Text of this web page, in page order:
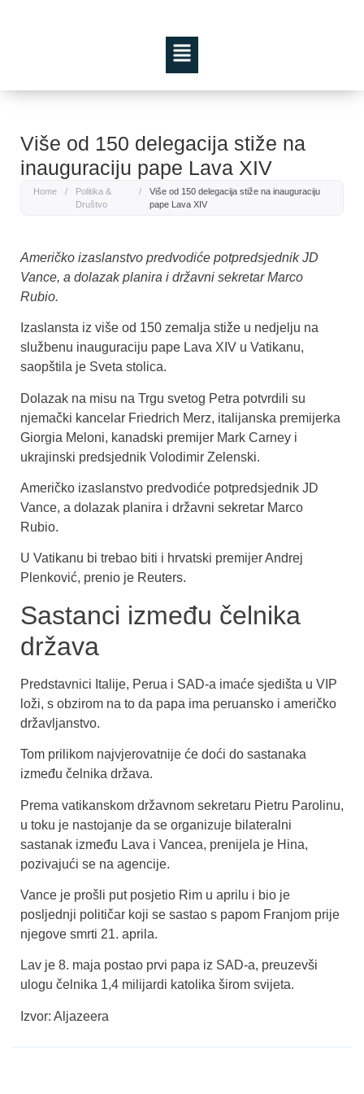
Više od 150 delegacija stiže na
inauguraciju pape Lava XIV
Home /
Politika &
Društvo
/
Više od 150 delegacija stiže na inauguraciju
pape Lava XIV
Američko izaslanstvo predvodiće potpredsjednik JD
Vance, a dolazak planira i državni sekretar Marco
Rubio.
Izaslansta iz više od 150 zemalja stiže u nedjelju na
službenu inauguraciju pape Lava XIV u Vatikanu,
saopštila je Sveta stolica.
Dolazak na misu na Trgu svetog Petra potvrdili su
njemački kancelar Friedrich Merz, italijanska premijerka
Giorgia Meloni, kanadski premijer Mark Carney i
ukrajinski predsjednik Volodimir Zelenski.
Američko izaslanstvo predvodiće potpredsjednik JD
Vance, a dolazak planira i državni sekretar Marco
Rubio.
U Vatikanu bi trebao biti i hrvatski premijer Andrej
Plenković, prenio je Reuters.
Sastanci između čelnika
država
Predstavnici Italije, Perua i SAD-a imaće sjedišta u VIP
loži, s obzirom na to da papa ima peruansko i američko
državljanstvo.
Tom prilikom najvjerovatnije će doći do sastanaka
između čelnika država.
Prema vatikanskom državnom sekretaru Pietru Parolinu,
u toku je nastojanje da se organizuje bilateralni
sastanak između Lava i Vancea, prenijela je Hina,
pozivajući se na agencije.
Vance je prošli put posjetio Rim u aprilu i bio je
posljednji političar koji se sastao s papom Franjom prije
njegove smrti 21. aprila.
Lav je 8. maja postao prvi papa iz SAD-a, preuzevši
ulogu čelnika 1,4 milijardi katolika širom svijeta.
Izvor: Aljazeera